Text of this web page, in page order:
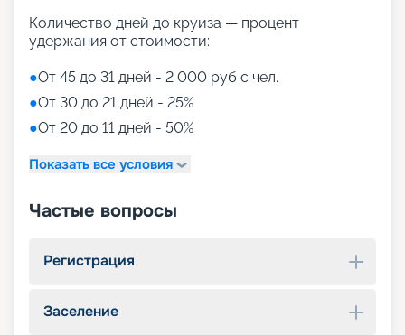
Количество дней до круиза — процент
удержания от стоимости:
●От 45 до 31 дней - 2 000 руб с чел.
●От 30 до 21 дней - 25%
●От 20 до 11 дней - 50%
Показать все условия
Частые вопросы
Регистрация
Заселение